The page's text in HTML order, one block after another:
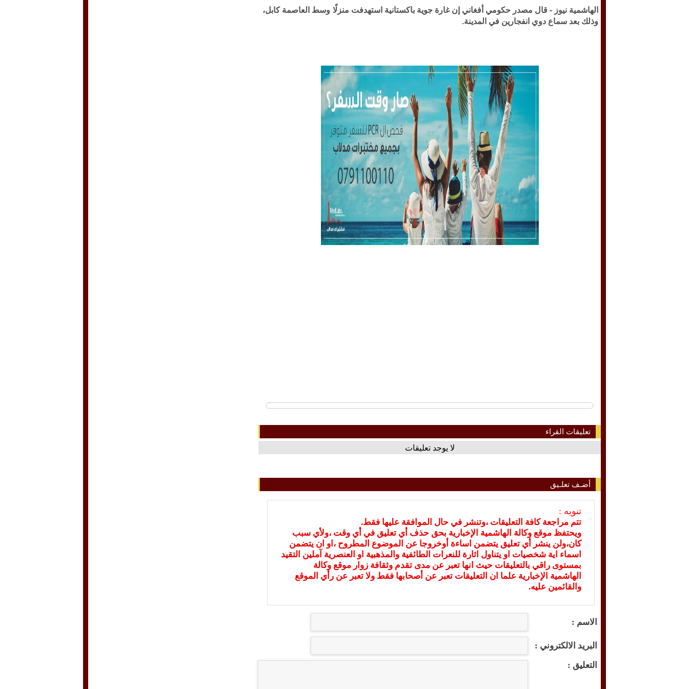
الهاشمية نيوز - قال مصدر حكومي أفغاني إن غارة جوية باكستانية استهدفت منزلًا وسط العاصمة كابل،
وذلك بعد سماع دوي انفجارين في المدينة.
تعليقات القراء
لا يوجد تعليقات
أضـف تعلـيق
تنويه :
تتم مراجعة كافة التعليقات ،وتنشر في حال الموافقة عليها فقط.
ويحتفظ موقع وكالة الهاشمية الإخبارية بحق حذف أي تعليق في أي وقت ،ولأي سبب
كان،ولن ينشر أي تعليق يتضمن اساءة أوخروجا عن الموضوع المطروح ،او ان يتضمن
اسماء اية شخصيات او يتناول اثارة للنعرات الطائفية والمذهبية او العنصرية آملين التقيد
بمستوى راقي بالتعليقات حيث انها تعبر عن مدى تقدم وثقافة زوار موقع وكالة
الهاشمية الإخبارية علما ان التعليقات تعبر عن أصحابها فقط ولا تعبر عن رأي الموقع
والقائمين عليه.
الاسم :
البريد الالكتروني :
التعليق :